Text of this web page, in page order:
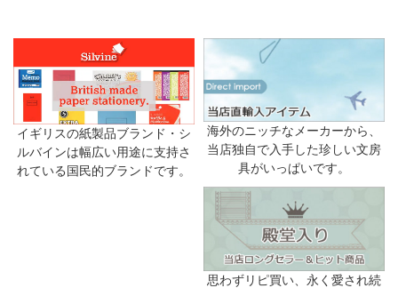
イギリスの紙製品ブランド・シ
ルバインは幅広い用途に支持さ
れている国民的ブランドです。
海外のニッチなメーカーから、
当店独自で入手した珍しい文房
具がいっぱいです。
思わずリピ買い、永く愛され続